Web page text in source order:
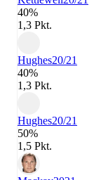
40%
1,3 Pkt.
Hughes20/21
40%
1,3 Pkt.
Hughes20/21
50%
1,5 Pkt.